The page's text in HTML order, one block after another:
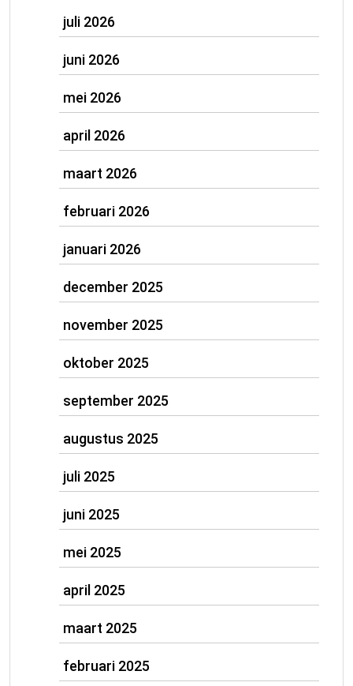
juli 2026
juni 2026
mei 2026
april 2026
maart 2026
februari 2026
januari 2026
december 2025
november 2025
oktober 2025
september 2025
augustus 2025
juli 2025
juni 2025
mei 2025
april 2025
maart 2025
februari 2025